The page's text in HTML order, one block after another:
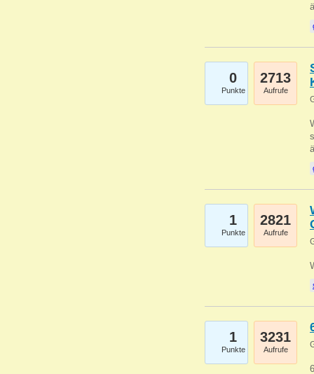
0
Punkte
2713
Aufrufe
1
Punkte
2821
Aufrufe
1
Punkte
3231
Aufrufe